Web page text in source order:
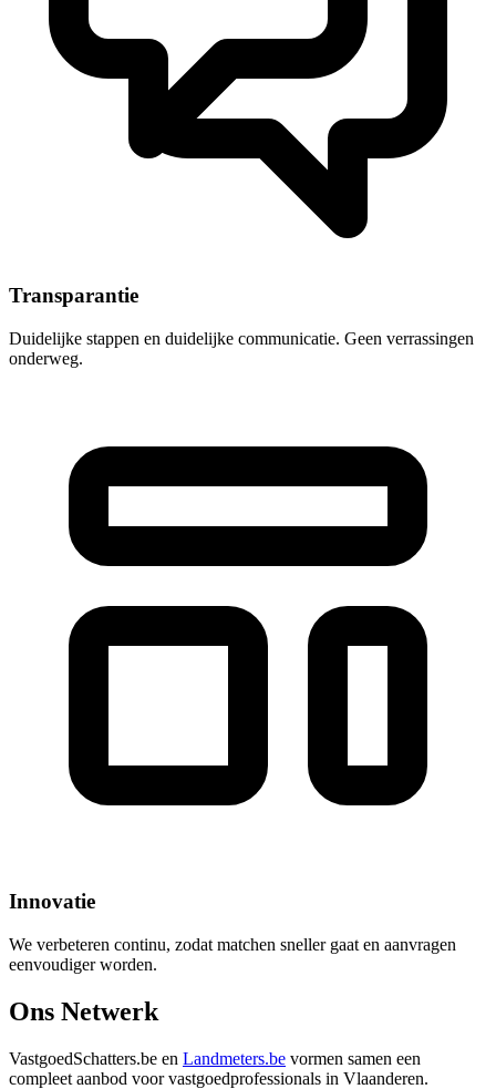
Transparantie
Duidelijke stappen en duidelijke communicatie. Geen verrassingen
onderweg.
Innovatie
We verbeteren continu, zodat matchen sneller gaat en aanvragen
eenvoudiger worden.
Ons Netwerk
VastgoedSchatters.be en Landmeters.be vormen samen een
compleet aanbod voor vastgoedprofessionals in Vlaanderen.